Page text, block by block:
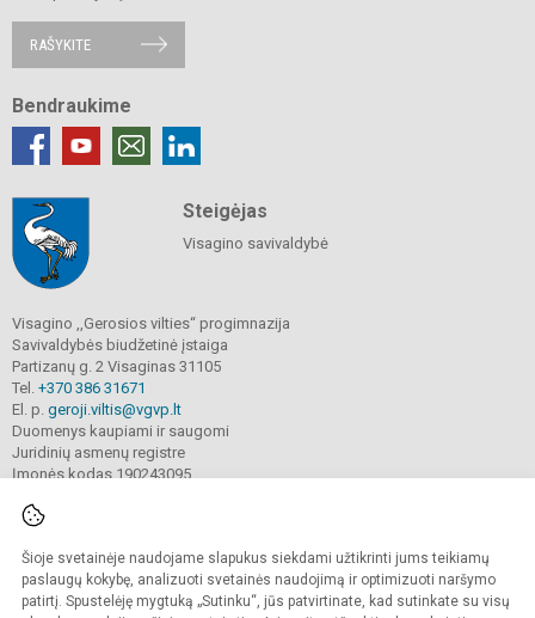
Šioje svetainėje naudojame slapukus siekdami užtikrinti jums teikiamų
paslaugų kokybę, analizuoti svetainės naudojimą ir optimizuoti naršymo
patirtį. Spustelėję mygtuką „Sutinku“, jūs patvirtinate, kad sutinkate su visų
RAŠYKITE
Bendraukime
Steigėjas
Visagino savivaldybė
Visagino ,,Gerosios vilties“ progimnazija
Savivaldybės biudžetinė įstaiga
Partizanų g. 2 Visaginas 31105
Tel. +370 386 31671
El. p. geroji.viltis@vgvp.lt
Duomenys kaupiami ir saugomi
Juridinių asmenų registre
Įmonės kodas 190243095
© 2025. Visagino ,,Gerosios vilties“ progimnazija. Visos teisės saugomos.
Kopijuoti turinį be raštiško įstaigos administracijos sutikimo griežtai draudžiama.
Prieinamumo paraiška Slapukų valdymas